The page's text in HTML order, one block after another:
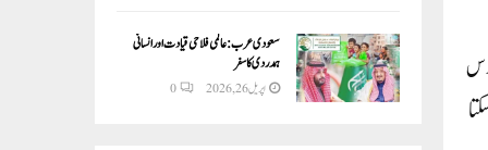
سعودی عرب: عالمی فلاحی قیادت اور انسانی
ہمدردی کا سفر
اپریل 26, 2026 0